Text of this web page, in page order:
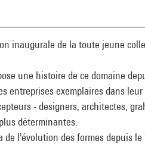
inaugurale de la toute jeune
une histoire de ce domaine
entreprises exemplaires dans
- designers, architectes,
déterminantes.
de l'évolution des formes depuis